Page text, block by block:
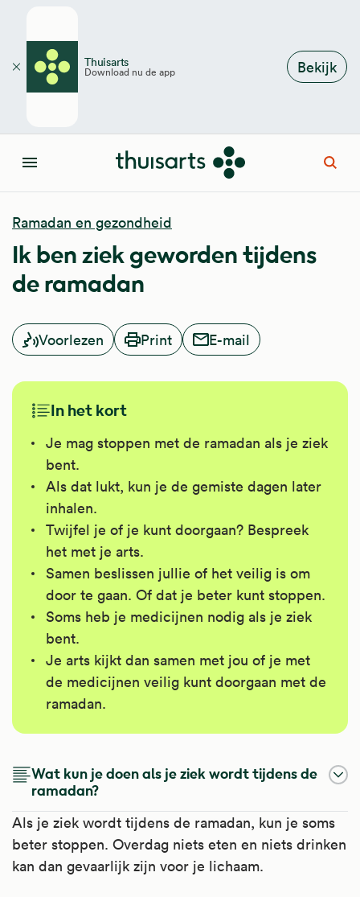
Thuisarts
Download nu de app Bekijk
Sluiten
Menu
Ramadan en gezondheid
Ik ben ziek geworden tijdens
de ramadan
Voorlezen Print E-mail
In het kort
Je mag stoppen met de ramadan als je ziek
bent.
Als dat lukt, kun je de gemiste dagen later
inhalen.
Twijfel je of je kunt doorgaan? Bespreek
het met je arts.
Samen beslissen jullie of het veilig is om
door te gaan. Of dat je beter kunt stoppen.
Soms heb je medicijnen nodig als je ziek
bent.
Je arts kijkt dan samen met jou of je met
de medicijnen veilig kunt doorgaan met de
ramadan.
Wat kun je doen als je ziek wordt tijdens de
ramadan?
Als je ziek wordt tijdens de ramadan, kun je soms
beter stoppen. Overdag niets eten en niets drinken
kan dan gevaarlijk zijn voor je lichaam.